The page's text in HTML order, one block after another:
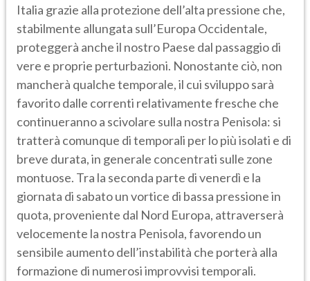
Italia grazie alla protezione dell’alta pressione che,
stabilmente allungata sull’Europa Occidentale,
proteggerà anche il nostro Paese dal passaggio di
vere e proprie perturbazioni. Nonostante ciò, non
mancherà qualche temporale, il cui sviluppo sarà
favorito dalle correnti relativamente fresche che
continueranno a scivolare sulla nostra Penisola: si
tratterà comunque di temporali per lo più isolati e di
breve durata, in generale concentrati sulle zone
montuose. Tra la seconda parte di venerdì e la
giornata di sabato un vortice di bassa pressione in
quota, proveniente dal Nord Europa, attraverserà
velocemente la nostra Penisola, favorendo un
sensibile aumento dell’instabilità che porterà alla
formazione di numerosi improvvisi temporali.